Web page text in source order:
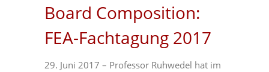
Board Composition:
FEA-Fachtagung 2017
29. Juni 2017 – Professor Ruhwedel hat im